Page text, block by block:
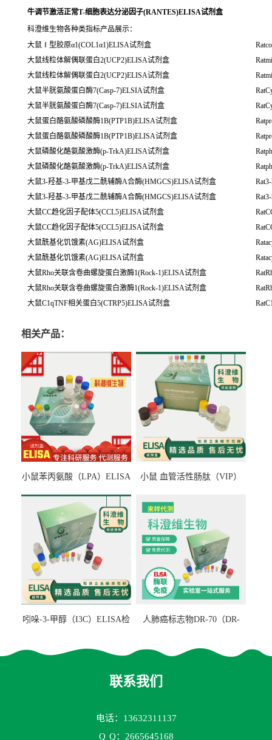
牛调节激活正常T-细胞表达分泌因子(RANTES)ELISA试剂盒
科澄维生物各种类指标产品展示：
大鼠Ⅰ型胶原α1(COL1α1)ELISA试剂盒
大鼠线粒体解偶联蛋白2(UCP2)ELISA试剂盒
大鼠线粒体解偶联蛋白2(UCP2)ELISA试剂盒
大鼠半胱氨酸蛋白酶7(Casp-7)ELSIA试剂盒
大鼠半胱氨酸蛋白酶7(Casp-7)ELSIA试剂盒
大鼠蛋白酪氨酸磷酸酶1B(PTP1B)ELISA试剂盒
大鼠蛋白酪氨酸磷酸酶1B(PTP1B)ELISA试剂盒
大鼠磷酸化酪氨酸激酶(p-TrkA)ELISA试剂盒
大鼠磷酸化酪氨酸激酶(p-TrkA)ELISA试剂盒
大鼠3-羟基-3-甲基戊二酰辅酶A合酶(HMGCS)ELISA试剂盒
大鼠3-羟基-3-甲基戊二酰辅酶A合酶(HMGCS)ELISA试剂盒
大鼠CC趋化因子配体5(CCL5)ELISA试剂盒
大鼠CC趋化因子配体5(CCL5)ELISA试剂盒
大鼠酰基化饥饿素(AG)ELISA试剂盒
大鼠酰基化饥饿素(AG)ELISA试剂盒
大鼠Rho关联含卷曲螺旋蛋白激酶1(Rock-1)ELISA试剂盒
大鼠Rho关联含卷曲螺旋蛋白激酶1(Rock-1)ELISA试剂盒
大鼠C1qTNF相关蛋白5(CTRP5)ELISA试剂盒
相关产品：
小鼠苯丙氨酸（LPA）ELISA
小鼠 血管活性肠肽（VIP）
吲哚-3-甲醇（I3C）ELISA检
人肺癌标志物DR-70（DR-
联系我们
电话：13632311137
Q Q：2665645168